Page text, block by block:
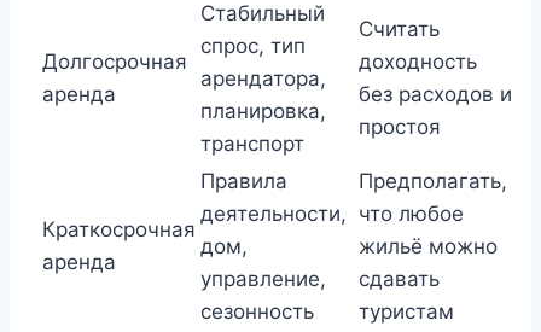
Долгосрочная
аренда
Стабильный
спрос, тип
арендатора,
планировка,
транспорт
Считать
доходность
без расходов и
простоя
Краткосрочная
аренда
Правила
деятельности,
дом,
управление,
сезонность
Предполагать,
что любое
жильё можно
сдавать
туристам